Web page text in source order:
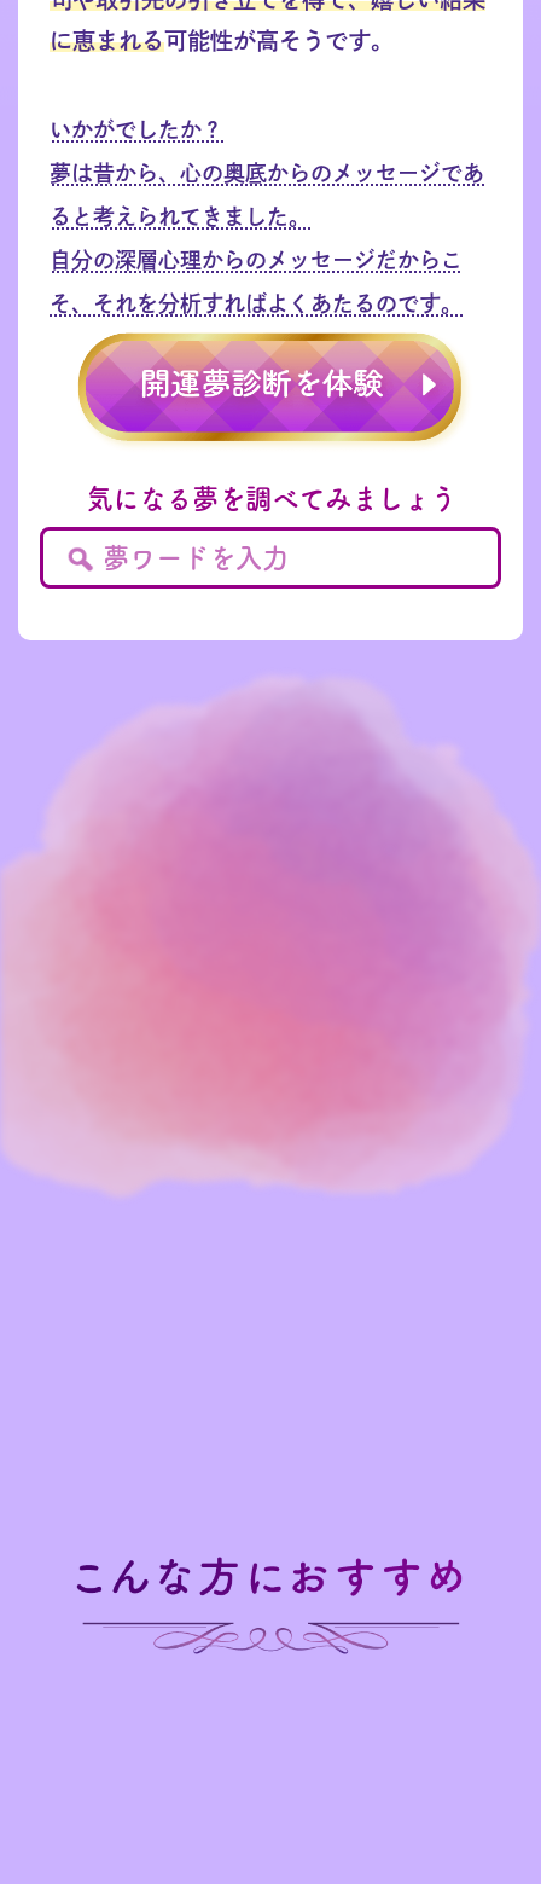
に恵まれる可能性が高そうです。
いかがでしたか？
夢は昔から、心の奥底からのメッセージであ
ると考えられてきました。
自分の深層心理からのメッセージだからこ
そ、それを分析すればよくあたるのです。
気になる夢を調べてみましょう